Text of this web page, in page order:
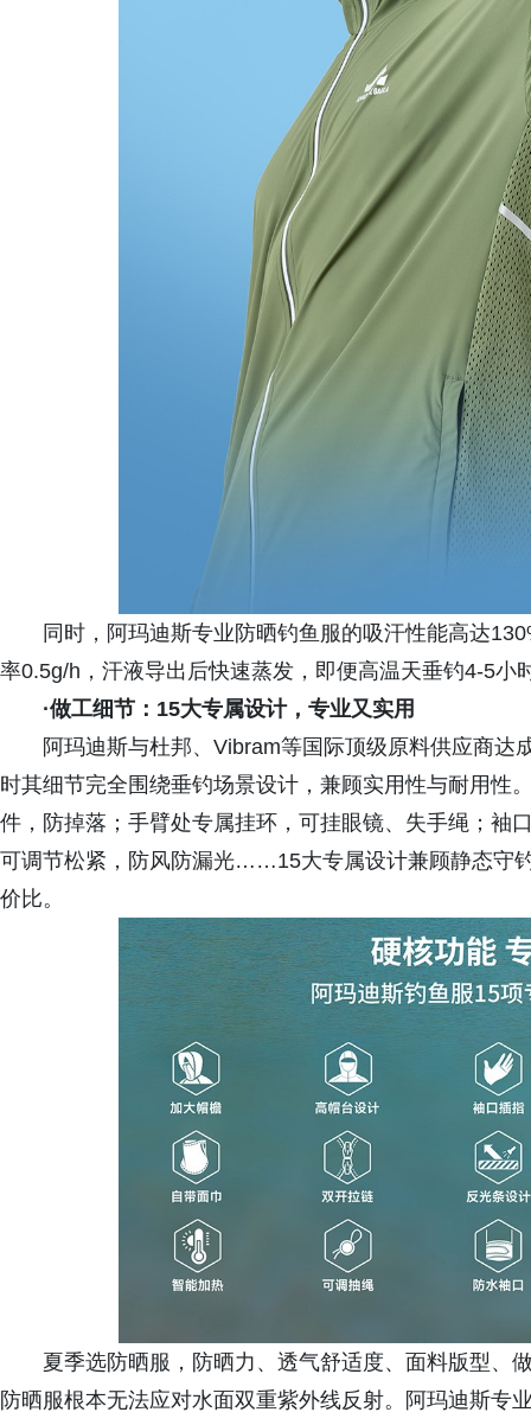
同时，阿玛迪斯专业防晒钓鱼服的吸汗性能高达
率0.5g/h，汗液导出后快速蒸发，即便高温天垂钓4-5小
·做工细节：15大专属设计，专业又实用
阿玛迪斯与杜邦、Vibram等国际顶级原料供应商
时其细节完全围绕垂钓场景设计，兼顾实用性与耐用性
件，防掉落；手臂处专属挂环，可挂眼镜、失手绳；袖
可调节松紧，防风防漏光……15大专属设计兼顾静态守
价比。
夏季选防晒服，防晒力、透气舒适度、面料版型、
防晒服根本无法应对水面双重紫外线反射。阿玛迪斯专